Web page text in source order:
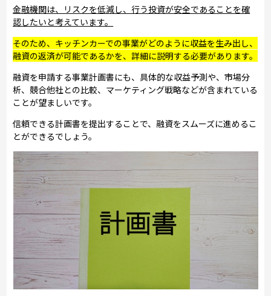
金融機関は、リスクを低減し、行う投資が安全であることを確
認したいと考えています。
そのため、キッチンカーでの事業がどのように収益を生み出し、
融資の返済が可能であるかを、詳細に説明する必要があります。
融資を申請する事業計画書にも、具体的な収益予測や、市場分
析、競合他社との比較、マーケティング戦略などが含まれている
ことが望ましいです。
信頼できる計画書を提出することで、融資をスムーズに進めるこ
とができるでしょう。